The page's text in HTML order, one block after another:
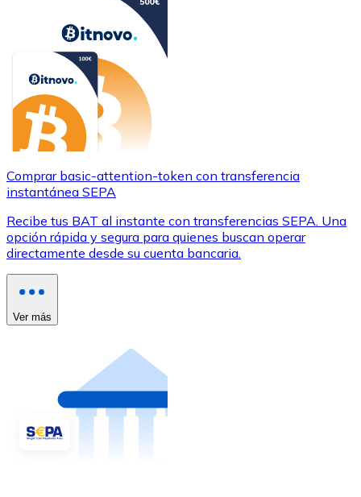
Comprar basic-attention-token con transferencia
instantánea SEPA
Recibe tus BAT al instante con transferencias SEPA. Una
opción rápida y segura para quienes buscan operar
directamente desde su cuenta bancaria.
Ver más